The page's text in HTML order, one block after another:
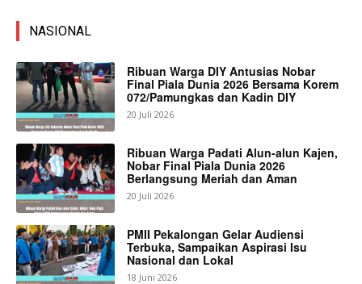
NASIONAL
Ribuan Warga DIY Antusias Nobar
Final Piala Dunia 2026 Bersama Korem
072/Pamungkas dan Kadin DIY
20 Juli 2026
Ribuan Warga Padati Alun-alun Kajen,
Nobar Final Piala Dunia 2026
Berlangsung Meriah dan Aman
20 Juli 2026
PMII Pekalongan Gelar Audiensi
Terbuka, Sampaikan Aspirasi Isu
Nasional dan Lokal
18 Juni 2026